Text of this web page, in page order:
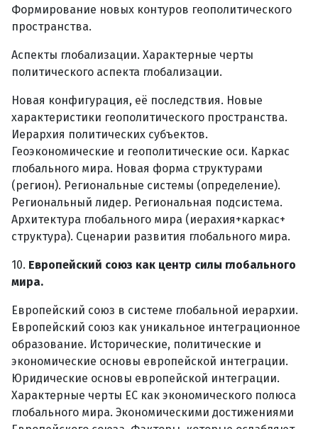
Формирование новых контуров геополитического
пространства.
Аспекты глобализации. Характерные черты
политического аспекта глобализации.
Новая конфигурация, её последствия. Новые
характеристики геополитического пространства.
Иерархия политических субъектов.
Геоэкономические и геополитические оси. Каркас
глобального мира. Новая форма структурами
(регион). Региональные системы (определение).
Региональный лидер. Региональная подсистема.
Архитектура глобального мира (иерахия+каркас+
структура). Сценарии развития глобального мира.
10. Европейский союз как центр силы глобального
мира.
Европейский союз в системе глобальной иерархии.
Европейский союз как уникальное интеграционное
образование. Исторические, политические и
экономические основы европейской интеграции.
Юридические основы европейской интеграции.
Характерные черты ЕС как экономического полюса
глобального мира. Экономическими достижениями